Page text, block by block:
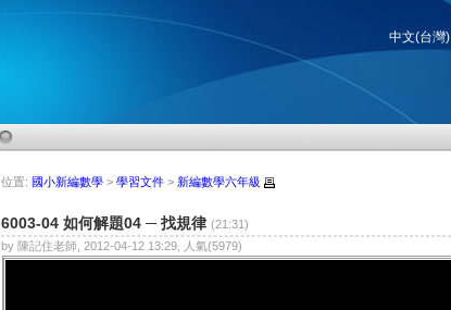
中文(台灣)
位置: 國小新編數學 > 學習文件 > 新編數學六年級
6003-04 如何解題04 ─ 找規律 (21:31)
by 陳記住老師, 2012-04-12 13:29, 人氣(5979)